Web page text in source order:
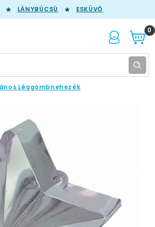
LÁNYBÚCSÚ ESKÜVŐ
0
Léggömbnehezék